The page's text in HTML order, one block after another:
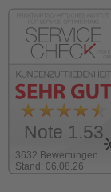
3632 Bewertungen
Stand: 06.08.26
Note 1.53